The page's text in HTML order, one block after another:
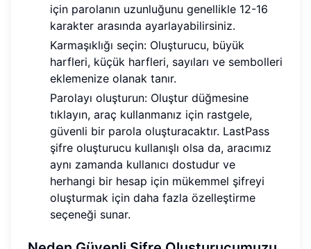
için parolanın uzunluğunu genellikle 12-16
karakter arasında ayarlayabilirsiniz.
Karmaşıklığı seçin: Oluşturucu, büyük
harfleri, küçük harfleri, sayıları ve sembolleri
eklemenize olanak tanır.
Parolayı oluşturun: Oluştur düğmesine
tıklayın, araç kullanmanız için rastgele,
güvenli bir parola oluşturacaktır. LastPass
şifre oluşturucu kullanışlı olsa da, aracımız
aynı zamanda kullanıcı dostudur ve
herhangi bir hesap için mükemmel şifreyi
oluşturmak için daha fazla özelleştirme
seçeneği sunar.